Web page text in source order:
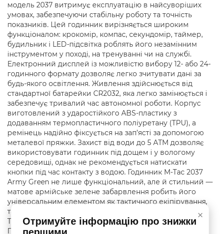
модель 2037 витримує експлуатацію в найсуворіших
умовах, забезпечуючи стабільну роботу та точність
показників. Цей годинник вирізняється широким
функціоналом: крокомір, компас, секундомір, таймер,
будильник і LED-підсвітка роблять його незамінним
інструментом у поході, на тренуванні чи на службі.
Електронний дисплей із можливістю вибору 12- або 24-
годинного формату дозволяє легко зчитувати дані за
будь-якого освітлення. Живлення здійснюється від
стандартної батарейки CR2032, яка легко замінюється і
забезпечує тривалий час автономної роботи. Корпус
виготовлений з ударостійкого ABS-пластику з
додаванням термопластичного поліуретану (TPU), а
ремінець надійно фіксується на зап’ясті за допомогою
металевої пряжки. Захист від води до 5 ATM дозволяє
використовувати годинник під дощем і у вологому
середовищі, однак не рекомендується натискати
кнопки під час контакту з водою. Годинник M-Tac 2037
Army Green не лише функціональний, але й стильний —
матове армійське зелене забарвлення робить його
універсальним елементом як тактичного екіпірування,
так і повсякденного одягу. Комплектація: Годинник M-
Tac 2037 Army Green Інструкція з експлуатації
Пакувальна коробка Технічні характеристики: Тип
×
Отримуйте інформацію про знижки
першими